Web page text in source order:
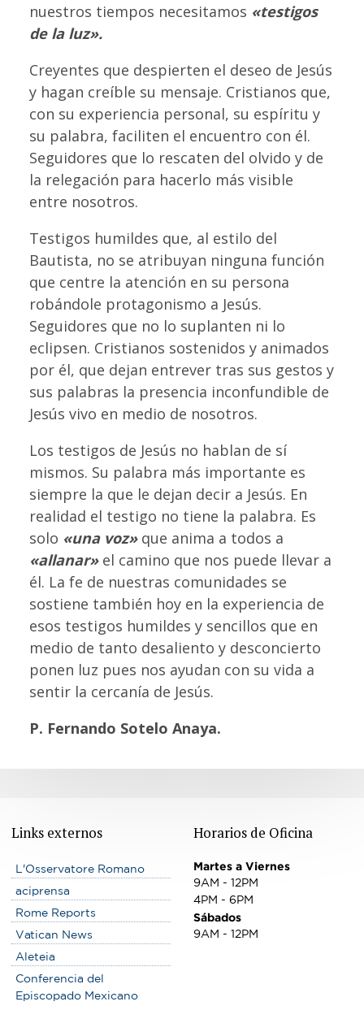
nuestros tiempos necesitamos «testigos
de la luz».
Creyentes que despierten el deseo de Jesús
y hagan creíble su mensaje. Cristianos que,
con su experiencia personal, su espíritu y
su palabra, faciliten el encuentro con él.
Seguidores que lo rescaten del olvido y de
la relegación para hacerlo más visible
entre nosotros.
Testigos humildes que, al estilo del
Bautista, no se atribuyan ninguna función
que centre la atención en su persona
robándole protagonismo a Jesús.
Seguidores que no lo suplanten ni lo
eclipsen. Cristianos sostenidos y animados
por él, que dejan entrever tras sus gestos y
sus palabras la presencia inconfundible de
Jesús vivo en medio de nosotros.
Los testigos de Jesús no hablan de sí
mismos. Su palabra más importante es
siempre la que le dejan decir a Jesús. En
realidad el testigo no tiene la palabra. Es
solo «una voz»que anima a todos a
«allanar»el camino que nos puede llevar a
él. La fe de nuestras comunidades se
sostiene también hoy en la experiencia de
esos testigos humildes y sencillos que en
medio de tanto desaliento y desconcierto
ponen luz pues nos ayudan con su vida a
sentir la cercanía de Jesús.
P. Fernando Sotelo Anaya.
Links externos
L'Osservatore Romano
aciprensa
Rome Reports
Vatican News
Aleteia
Conferencia del
Episcopado Mexicano
Horarios de Oficina
Martes a Viernes
9AM - 12PM
4PM - 6PM
Sábados
9AM - 12PM